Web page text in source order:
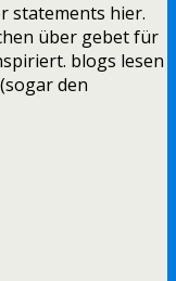
statements hier.
über gebet für
blogs lesen
den